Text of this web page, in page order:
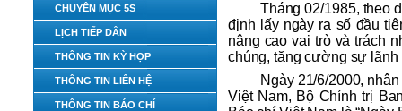
CHUYÊN MỤC 5S
LỊCH TIẾP DÂN
THÔNG TIN KỲ HỌP
THÔNG TIN LIÊN HỆ
THÔNG TIN BÁO CHÍ
Tháng 02/1985, theo
định lấy ngày ra số đầu
nâng cao vai trò và trách
chúng, tăng cường sự
Ngày 21/6/2000,
Việt Nam, Bộ Chính trị